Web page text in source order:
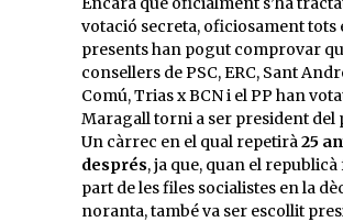
votació secreta, oficiosament tots
presents han pogut comprovar
consellers de PSC, ERC, Sant
Comú, Trias x BCN i el PP han
Maragall torni a ser president del
Un càrrec en el qual repetirà25
després, ja que, quan el
part de les files socialistes en la
noranta, també va ser escollit